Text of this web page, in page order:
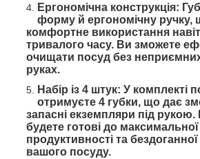
Ергономічна конструкція:
форму й ергономічну ручку,
комфортне використання
тривалого часу. Ви зможете
очищати посуд без неприємних
руках.
Набір із 4 штук: У комплекті
отримуєте 4 губки, що дає
запасні екземпляри під
будете готові до максимальної
продуктивності та
вашого посуду.